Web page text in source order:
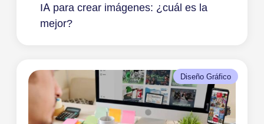
IA para crear imágenes: ¿cuál es la
mejor?
Diseño Gráfico